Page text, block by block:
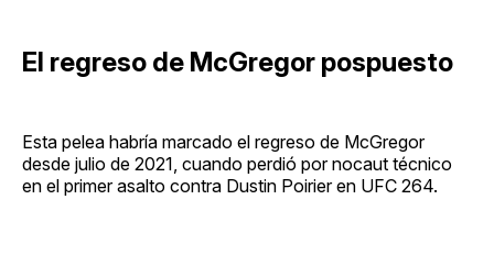
El regreso de McGregor pospuesto
Esta pelea habría marcado el regreso de McGregor
desde julio de 2021, cuando perdió por nocaut técnico
en el primer asalto contra Dustin Poirier en UFC 264.